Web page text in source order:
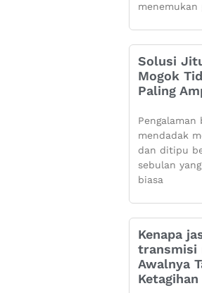
menemukan
Solusi
Mogok
Paling
mendadak
dan ditipu
sebulan
biasa
Kenapa
transmisi
Awalnya
Ketagihan